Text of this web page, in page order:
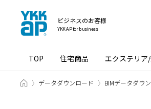
ビジネスのお客様
YKK AP for business
TOP 住宅商品 エクステリア
ホーム データダウンロード BIMデータダウ